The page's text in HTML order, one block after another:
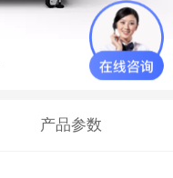
产品参数